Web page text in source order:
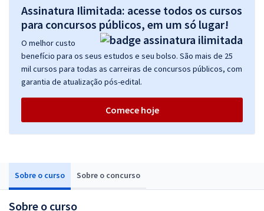
Sobre o curso Sobre o concurso
Sobre o curso
Assinatura Ilimitada: acesse todos os cursos
para concursos públicos, em um só lugar!
O melhor custo
benefício para os seus estudos e seu bolso. São mais de 25
mil cursos para todas as carreiras de concursos públicos, com
garantia de atualização pós-edital.
Comece hoje